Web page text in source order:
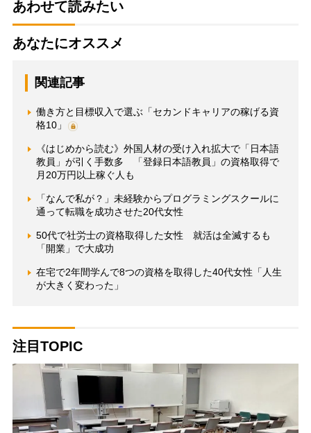
あわせて読みたい
あなたにオススメ
関連記事
働き方と目標収入で選ぶ「セカンドキャリアの稼げる資
格10」
《はじめから読む》外国人材の受け入れ拡大で「日本語
教員」が引く手数多 「登録日本語教員」の資格取得で
月20万円以上稼ぐ人も
「なんで私が？」未経験からプログラミングスクールに
通って転職を成功させた20代女性
50代で社労士の資格取得した女性 就活は全滅するも
「開業」で大成功
在宅で2年間学んで8つの資格を取得した40代女性「人生
が大きく変わった」
注目TOPIC